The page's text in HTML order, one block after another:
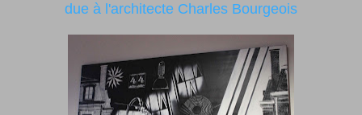
due à l'architecte Charles Bourgeois